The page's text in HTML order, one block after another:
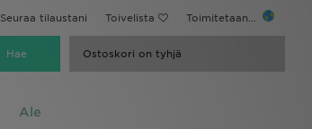
Seuraa tilaustani Toivelista Toimitetaan...
Ostoskori on tyhjä
Ale